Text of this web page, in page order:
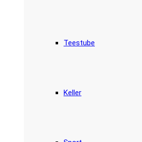
Teestube
Keller